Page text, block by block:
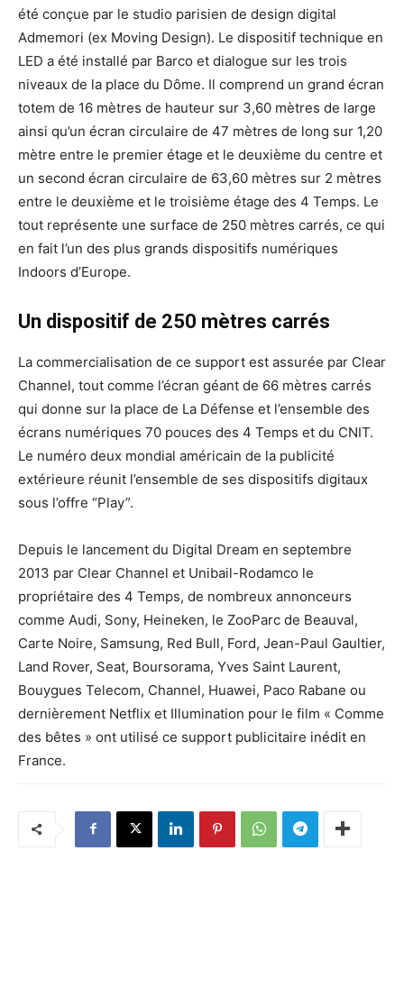
été conçue par le studio parisien de design digital
Admemori (ex Moving Design). Le dispositif technique en
LED a été installé par Barco et dialogue sur les trois
niveaux de la place du Dôme. Il comprend un grand écran
totem de 16 mètres de hauteur sur 3,60 mètres de large
ainsi qu’un écran circulaire de 47 mètres de long sur 1,20
mètre entre le premier étage et le deuxième du centre et
un second écran circulaire de 63,60 mètres sur 2 mètres
entre le deuxième et le troisième étage des 4 Temps. Le
tout représente une surface de 250 mètres carrés, ce qui
en fait l’un des plus grands dispositifs numériques
Indoors d’Europe.
Un dispositif de 250 mètres carrés
La commercialisation de ce support est assurée par Clear
Channel, tout comme l’écran géant de 66 mètres carrés
qui donne sur la place de La Défense et l’ensemble des
écrans numériques 70 pouces des 4 Temps et du CNIT.
Le numéro deux mondial américain de la publicité
extérieure réunit l’ensemble de ses dispositifs digitaux
sous l’offre “Play”.
Depuis le lancement du Digital Dream en septembre
2013 par Clear Channel et Unibail-Rodamco le
propriétaire des 4 Temps, de nombreux annonceurs
comme Audi, Sony, Heineken, le ZooParc de Beauval,
Carte Noire, Samsung, Red Bull, Ford, Jean-Paul Gaultier,
Land Rover, Seat, Boursorama, Yves Saint Laurent,
Bouygues Telecom, Channel, Huawei, Paco Rabane ou
dernièrement Netflix et Illumination pour le film « Comme
des bêtes » ont utilisé ce support publicitaire inédit en
France.